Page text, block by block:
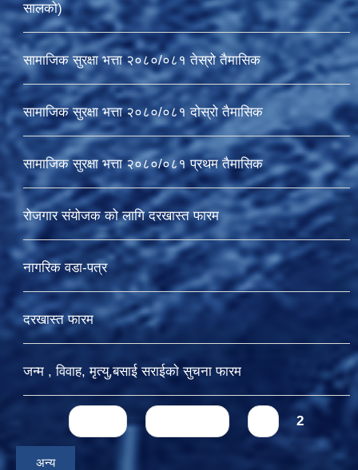
सालको)
सामाजिक सुरक्षा भत्ता २०८०/०८१ तेस्रो तैमासिक
सामाजिक सुरक्षा भत्ता २०८०/०८१ दोस्रो तैमासिक
सामाजिक सुरक्षा भत्ता २०८०/०८१ प्रथम तैमासिक
रोजगार संयोजक को लागि दरखास्त फारम
नागरिक वडा-पत्र
दरखास्त फारम
जन्म , विवाह, मृत्यु,बसाई सराईकाे सुचना फारम
Pages 2
अन्य